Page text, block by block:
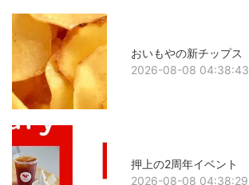
おいもやの新チップス
2026-08-08 04:38:43
押上の2周年イベント
2026-08-08 04:38:29